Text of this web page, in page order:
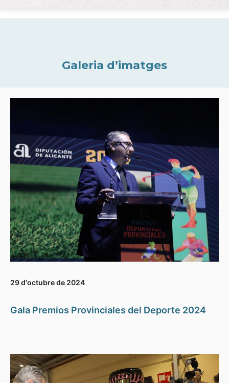
Galeria d’imatges
29 d'octubre de 2024
Gala Premios Provinciales del Deporte 2024